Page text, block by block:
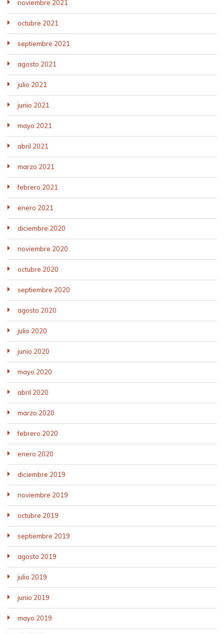
noviembre 2021
octubre 2021
septiembre 2021
agosto 2021
julio 2021
junio 2021
mayo 2021
abril 2021
marzo 2021
febrero 2021
enero 2021
diciembre 2020
noviembre 2020
octubre 2020
septiembre 2020
agosto 2020
julio 2020
junio 2020
mayo 2020
abril 2020
marzo 2020
febrero 2020
enero 2020
diciembre 2019
noviembre 2019
octubre 2019
septiembre 2019
agosto 2019
julio 2019
junio 2019
mayo 2019